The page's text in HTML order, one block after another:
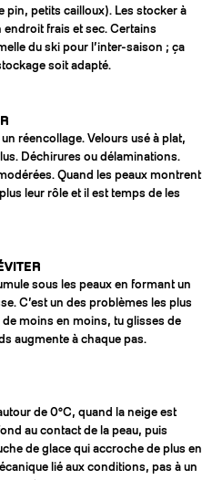
pin, petits cailloux). Les stocker à
frais et sec. Certains
du ski pour l’inter-saison ; ça
soit adapté.
réencollage. Velours usé à plat,
Déchirures ou délaminations.
Quand les peaux montrent
leur rôle et il est temps de les
sous les peaux en formant un
C’est un des problèmes les plus
moins en moins, tu glisses de
augmente à chaque pas.
de 0°C, quand la neige est
au contact de la peau, puis
de glace qui accroche de plus en
lié aux conditions, pas à un